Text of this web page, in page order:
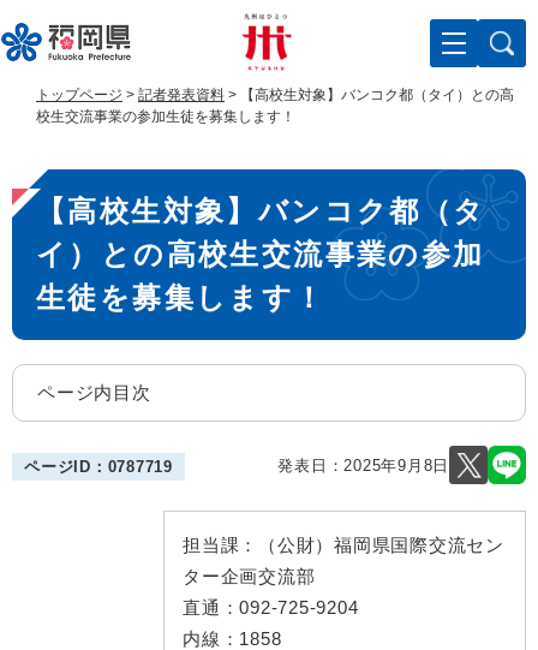
ー
ジ
す
。
ニ
ュ
し
て
トップページ > 記者発表資料 >
【高校生対象】バンコク都（タイ）との高
校生交流事業の参加生徒を募集します！
本
文
【高校生対象】バンコク都（タ
イ）との高校生交流事業の参加
生徒を募集します！
ページ内目次
ページID：0787719 発表日：2025年9月8日
担当課：
（公財）福岡県国際交流セン
ター企画交流部
直通：092-725-9204
内線： 1858